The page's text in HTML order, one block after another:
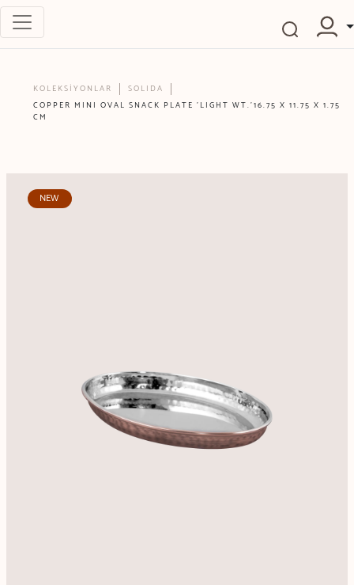
KOLEKSİYONLAR
SOLIDA
COPPER MINI OVAL SNACK PLATE 'LIGHT WT.'16.75 X 11.75 X 1.75
CM
NEW